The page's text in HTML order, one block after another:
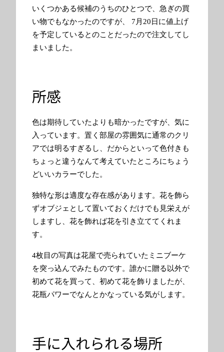
いくつかある候補のうちのひとつで、急ぎの買
い物でもなかったのですが、 7月20日に値上げ
を予定しているとのことだったので注文してし
まいました。
所感
色は期待していたよりも暗かったですが、気に
入っています。置く部屋の雰囲気に通常のクリ
アでは明るすぎるし、だからといって色付きも
ちょっと違うなんて考えていたところにちょう
どいいカラーでした。
独特な形は適度な存在感があります。花を飾ら
ずオブジェとして置いておくだけでも見栄えが
しますし、花を飾れば花を引き立ててくれま
す。
4枚目の写真は花屋で売られていたミニブーケ
を突っ込んでみたものです。誰かに贈る以外で
初めて花を買って、初めて花を飾りましたが、
花瓶パワーでなんとかなっている気がします。
手に入れられる場所